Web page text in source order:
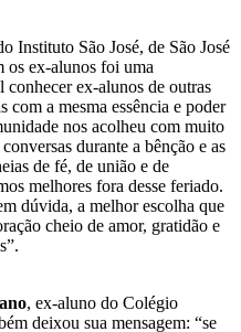
Instituto São José, de São José
os ex-alunos foi uma
ex-alunos de outras
com a mesma essência e poder
nos acolheu com muito
durante a bênção e as
de fé, de união e de
melhores fora desse feriado.
dúvida, a melhor escolha que
cheio de amor, gratidão e
, ex-aluno do Colégio
deixou sua mensagem: “se